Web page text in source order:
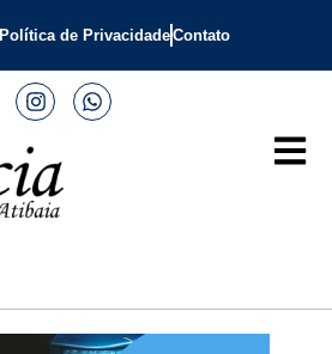
Política de PrivacidadeContato